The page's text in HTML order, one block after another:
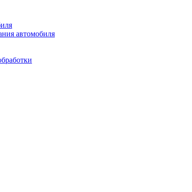
автомобиля